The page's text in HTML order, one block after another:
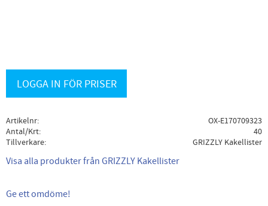
LOGGA IN FÖR PRISER
Artikelnr
OX-E170709323
Antal/Krt
40
Tillverkare
GRIZZLY Kakellister
Visa alla produkter från GRIZZLY Kakellister
Ge ett omdöme!